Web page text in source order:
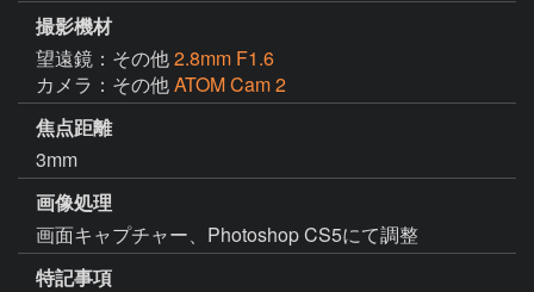
撮影機材
望遠鏡：その他2.8mm F1.6
カメラ：その他ATOM Cam 2
焦点距離
3mm
画像処理
画面キャプチャー、Photoshop CS5にて調整
特記事項